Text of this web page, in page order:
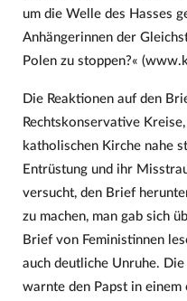
um die Welle des Hasses
Anhängerinnen der
Polen zu stoppen?«
Die Reaktionen auf den
Rechtskonservative
katholischen Kirche nahe
Entrüstung und ihr
versucht, den Brief
zu machen, man gab sich
Brief von Feministinnen
auch deutliche Unruhe.
warnte den Papst in einem